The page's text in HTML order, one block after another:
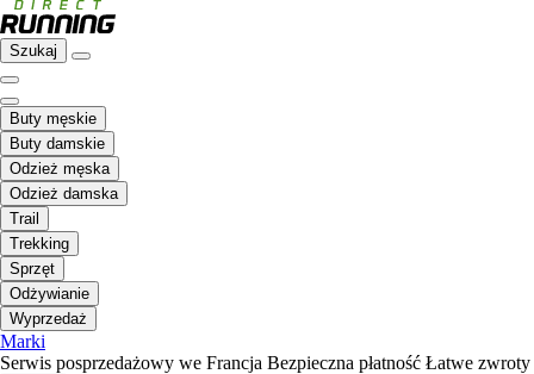
Szukaj
Buty męskie
Buty damskie
Odzież męska
Odzież damska
Trail
Trekking
Sprzęt
Odżywianie
Wyprzedaż
Marki
Serwis posprzedażowy we Francja Bezpieczna płatność Łatwe zwroty